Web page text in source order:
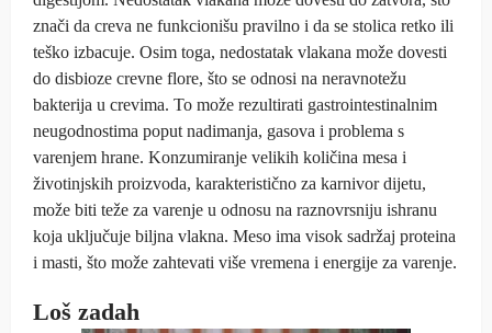
znači da creva ne funkcionišu pravilno i da se stolica retko ili
teško izbacuje. Osim toga, nedostatak vlakana može dovesti
do disbioze crevne flore, što se odnosi na neravnotežu
bakterija u crevima. To može rezultirati gastrointestinalnim
neugodnostima poput nadimanja, gasova i problema s
varenjem hrane. Konzumiranje velikih količina mesa i
životinjskih proizvoda, karakteristično za karnivor dijetu,
može biti teže za varenje u odnosu na raznovrsniju ishranu
koja uključuje biljna vlakna. Meso ima visok sadržaj proteina
i masti, što može zahtevati više vremena i energije za varenje.
Loš zadah